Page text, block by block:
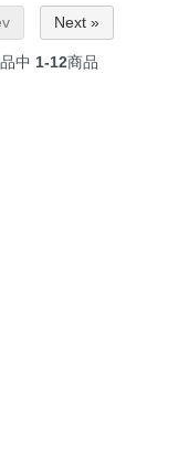
Next »
中 1-12商品